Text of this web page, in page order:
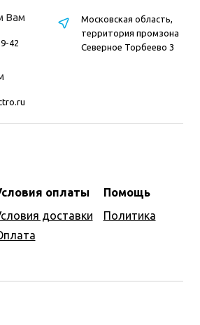
Вам
42
оплаты
доставки
Помощь
Политика
Московская область,
территория промзона
Северное Торбеево 3